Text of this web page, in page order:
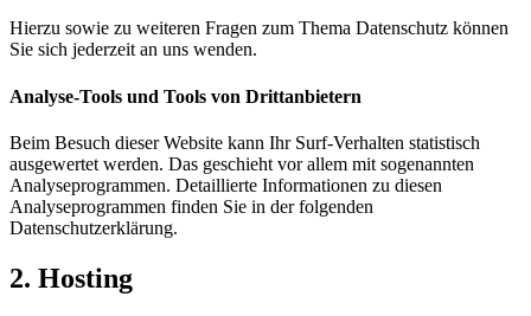
Hierzu sowie zu weiteren Fragen zum Thema Datenschutz können
Sie sich jederzeit an uns wenden.
Analyse-Tools und Tools von Drittanbietern
Beim Besuch dieser Website kann Ihr Surf-Verhalten statistisch
ausgewertet werden. Das geschieht vor allem mit sogenannten
Analyseprogrammen. Detaillierte Informationen zu diesen
Analyseprogrammen finden Sie in der folgenden
Datenschutzerklärung.
2. Hosting